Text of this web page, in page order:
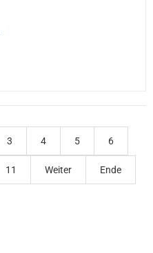
3 4 5 6
11 Weiter Ende